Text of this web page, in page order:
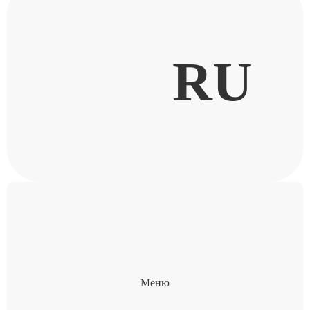
RU
Меню